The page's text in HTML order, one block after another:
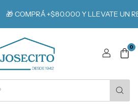
🎁 COMPRÁ +$80.000 Y LLEVATE UN
0